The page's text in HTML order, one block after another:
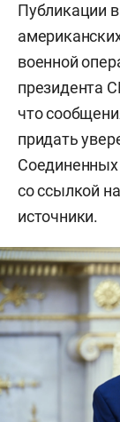
Публикации
военной
президента
что
придать
со ссылкой
источники.